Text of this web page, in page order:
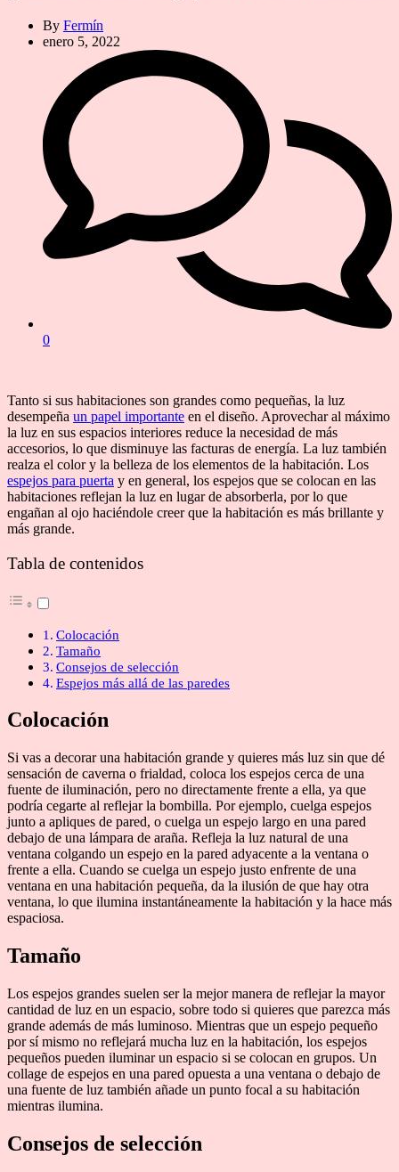
By Fermín
enero 5, 2022
0
Tanto si sus habitaciones son grandes como pequeñas, la luz
desempeña un papel importante en el diseño. Aprovechar al máximo
la luz en sus espacios interiores reduce la necesidad de más
accesorios, lo que disminuye las facturas de energía. La luz también
realza el color y la belleza de los elementos de la habitación. Los
espejos para puerta y en general, los espejos que se colocan en las
habitaciones reflejan la luz en lugar de absorberla, por lo que
engañan al ojo haciéndole creer que la habitación es más brillante y
más grande.
Tabla de contenidos
Colocación
Tamaño
Consejos de selección
Espejos más allá de las paredes
Colocación
Si vas a decorar una habitación grande y quieres más luz sin que dé
sensación de caverna o frialdad, coloca los espejos cerca de una
fuente de iluminación, pero no directamente frente a ella, ya que
podría cegarte al reflejar la bombilla. Por ejemplo, cuelga espejos
junto a apliques de pared, o cuelga un espejo largo en una pared
debajo de una lámpara de araña. Refleja la luz natural de una
ventana colgando un espejo en la pared adyacente a la ventana o
frente a ella. Cuando se cuelga un espejo justo enfrente de una
ventana en una habitación pequeña, da la ilusión de que hay otra
ventana, lo que ilumina instantáneamente la habitación y la hace más
espaciosa.
Tamaño
Los espejos grandes suelen ser la mejor manera de reflejar la mayor
cantidad de luz en un espacio, sobre todo si quieres que parezca más
grande además de más luminoso. Mientras que un espejo pequeño
por sí mismo no reflejará mucha luz en la habitación, los espejos
pequeños pueden iluminar un espacio si se colocan en grupos. Un
collage de espejos en una pared opuesta a una ventana o debajo de
una fuente de luz también añade un punto focal a su habitación
mientras ilumina.
Consejos de selección